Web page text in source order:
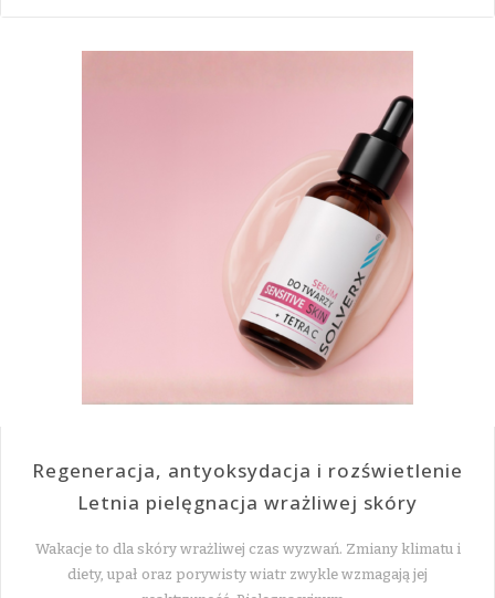
Regeneracja, antyoksydacja i rozświetlenie
Letnia pielęgnacja wrażliwej skóry
Wakacje to dla skóry wrażliwej czas wyzwań. Zmiany klimatu i
diety, upał oraz porywisty wiatr zwykle wzmagają jej